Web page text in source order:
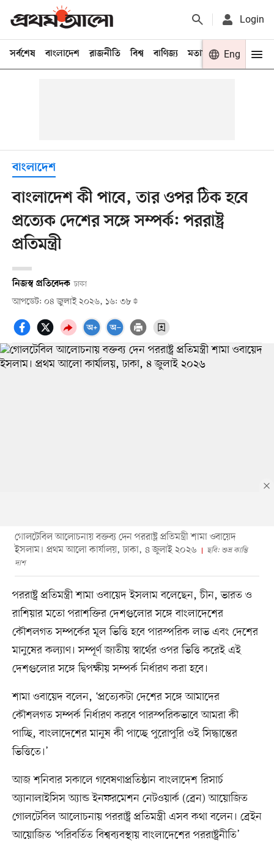
Login
সর্বশেষ বাংলাদেশ রাজনীতি বিশ্ব বাণিজ্য মতামত খেলা
Eng
বাংলাদেশ
বাংলাদেশ কী পাবে, তার ওপর ঠিক হবে
প্রত্যেক দেশের সঙ্গে সম্পর্ক: পররাষ্ট্র
প্রতিমন্ত্রী
নিজস্ব প্রতিবেদক ঢাকা
আপডেট: ০৪ জুলাই ২০২৬, ১৬: ৩৮
গোলটেবিল আলোচনায় বক্তব্য দেন পররাষ্ট্র প্রতিমন্ত্রী শামা ওবায়েদ
ইসলাম। প্রথম আলো কার্যালয়, ঢাকা, ৪ জুলাই ২০২৬
ছবি: শুভ্র কান্তি
দাশ
পররাষ্ট্র প্রতিমন্ত্রী শামা ওবায়েদ ইসলাম বলেছেন, চীন, ভারত ও
রাশিয়ার মতো পরাশক্তির দেশগুলোর সঙ্গে বাংলাদেশের
কৌশলগত সম্পর্কের মূল ভিত্তি হবে পারস্পরিক লাভ এবং দেশের
মানুষের কল্যাণ। সম্পূর্ণ জাতীয় স্বার্থের ওপর ভিত্তি করেই এই
দেশগুলোর সঙ্গে দ্বিপক্ষীয় সম্পর্ক নির্ধারণ করা হবে।
শামা ওবায়েদ বলেন, ‘প্রত্যেকটা দেশের সঙ্গে আমাদের
কৌশলগত সম্পর্ক নির্ধারণ করবে পারস্পরিকভাবে আমরা কী
পাচ্ছি, বাংলাদেশের মানুষ কী পাচ্ছে পুরোপুরি ওই সিদ্ধান্তের
ভিত্তিতে।’
আজ শনিবার সকালে গবেষণাপ্রতিষ্ঠান বাংলাদেশ রিসার্চ
অ্যানালাইসিস অ্যান্ড ইনফরমেশন নেটওয়ার্ক (ব্রেন) আয়োজিত
গোলটেবিল আলোচনায় পররাষ্ট্র প্রতিমন্ত্রী এসব কথা বলেন। ব্রেইন
আয়োজিত ‘পরিবর্তিত বিশ্বব্যবস্থায় বাংলাদেশের পররাষ্ট্রনীতি’